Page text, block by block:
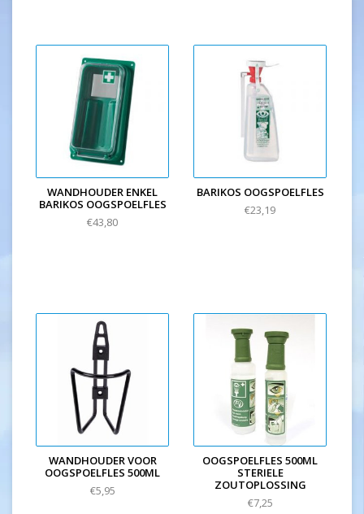
WANDHOUDER ENKEL
BARIKOS OOGSPOELFLES
€43,80
BARIKOS OOGSPOELFLES
€23,19
WANDHOUDER VOOR
OOGSPOELFLES 500ML
€5,95
OOGSPOELFLES 500ML
STERIELE
ZOUTOPLOSSING
€7,25